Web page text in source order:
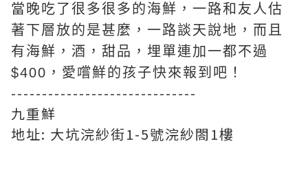
當晚吃了很多很多的海鮮，一路和友人估
著下層放的是甚麼，一路談天說地，而且
有海鮮，酒，甜品，埋單連加一都不過
$400，愛嚐鮮的孩子快來報到吧！
------------------------------
九重鮮
地址: 大坑浣紗街1-5號浣紗閤1樓